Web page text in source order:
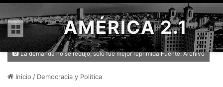
Menú AMÉRICA 2.1
La demanda no se redujo; sólo fue mejor reprimida Fuente: Archivo
Inicio / Democracia y Política